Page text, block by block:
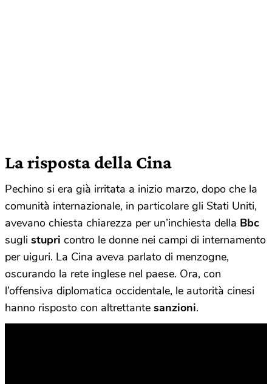
La risposta della Cina
Pechino si era già irritata a inizio marzo, dopo che la
comunità internazionale, in particolare gli Stati Uniti,
avevano chiesta chiarezza per un’inchiesta della Bbc
sugli stupri contro le donne nei campi di internamento
per uiguri. La Cina aveva parlato di menzogne,
oscurando la rete inglese nel paese. Ora, con
l’offensiva diplomatica occidentale, le autorità cinesi
hanno risposto con altrettante sanzioni.